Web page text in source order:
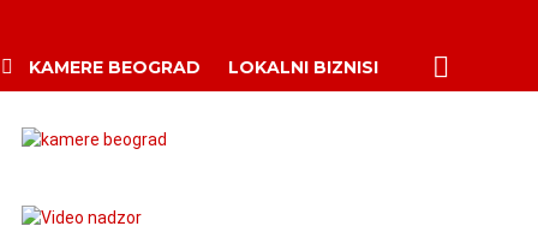
KAMERE BEOGRAD LOKALNI BIZNISI